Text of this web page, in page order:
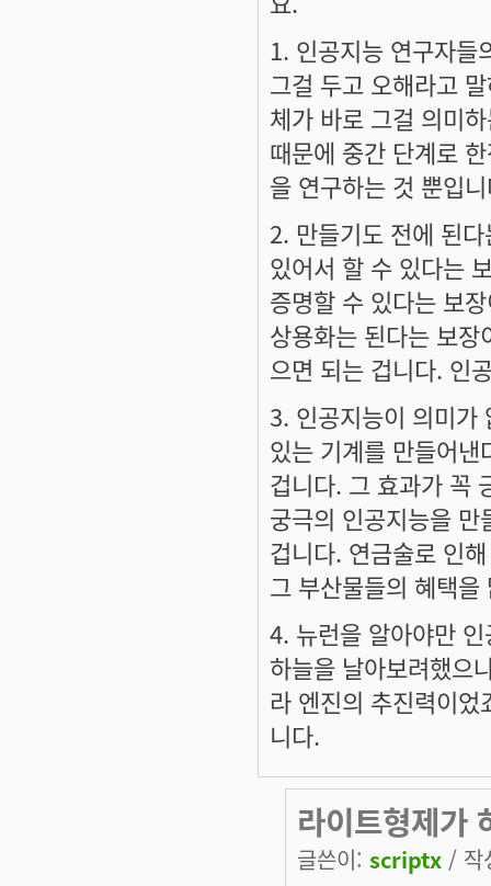
1. 인공지능 연구자들
그걸 두고 오해라고
체가 바로 그걸 의미
때문에 중간 단계로
을 연구하는 것 뿐입
2. 만들기도 전에 된
있어서 할 수 있다는
증명할 수 있다는 보
상용화는 된다는 보
으면 되는 겁니다. 인
3. 인공지능이 의미가
있는 기계를 만들어
겁니다. 그 효과가 꼭
궁극의 인공지능을
겁니다. 연금술로 인
그 부산물들의 혜택
4. 뉴런을 알아야만
하늘을 날아보려했으
라 엔진의 추진력이
니다.
라이트형제가
글쓴이: scriptx / 작